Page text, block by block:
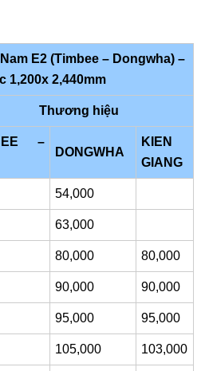
E2 (Timbee – Dongwha) –
1,200x 2,440mm
Thương hiệu
–
DONGWHA
KIEN
GIANG
54,000
63,000
80,000 80,000
90,000 90,000
95,000 95,000
105,000 103,000